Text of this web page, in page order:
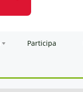
Participa